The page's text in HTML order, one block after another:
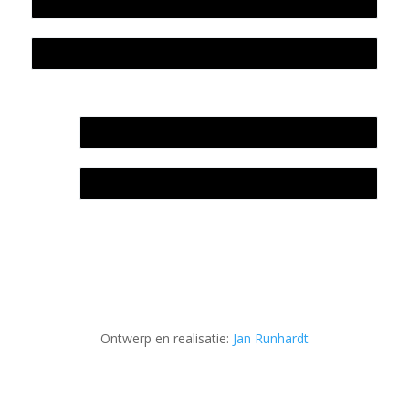
Ontwerp en realisatie: Jan Runhardt